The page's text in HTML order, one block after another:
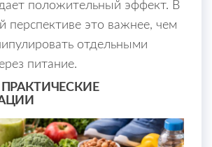
положительный эффект. В
перспективе это важнее, чем
отдельными
питание.